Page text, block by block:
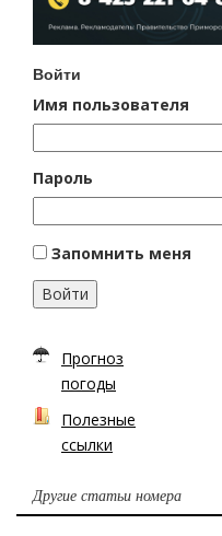
Войти
Имя пользователя
Пароль
Запомнить меня
Войти
Прогноз
погоды
Полезные
ссылки
Другие статьи номера